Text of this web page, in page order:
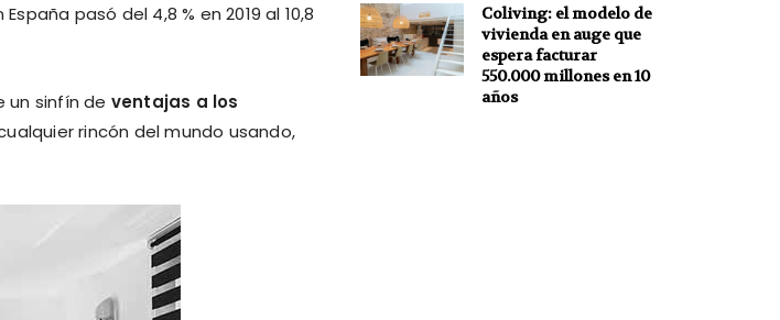
pasó del 4,8 % en 2019 al 10,8
un sinfín de ventajas a los
rincón del mundo usando,
Coliving: el modelo de
vivienda en auge que
espera facturar
550.000 millones en 10
años